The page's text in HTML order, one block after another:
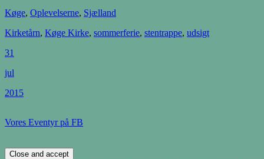
Køge, Oplevelserne, Sjælland
Kirketårn, Køge Kirke, sommerferie, stentrappe, udsigt
31
jul
2015
Vores Eventyr på FB